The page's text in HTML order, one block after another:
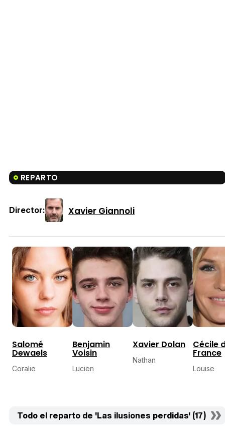
REPARTO
Director: Xavier Giannoli
Salomé
Dewaels
Coralie
Benjamin
Voisin
Lucien
Xavier Dolan
Nathan
Cécile
France
Louise
Todo el reparto de 'Las ilusiones perdidas' (17)